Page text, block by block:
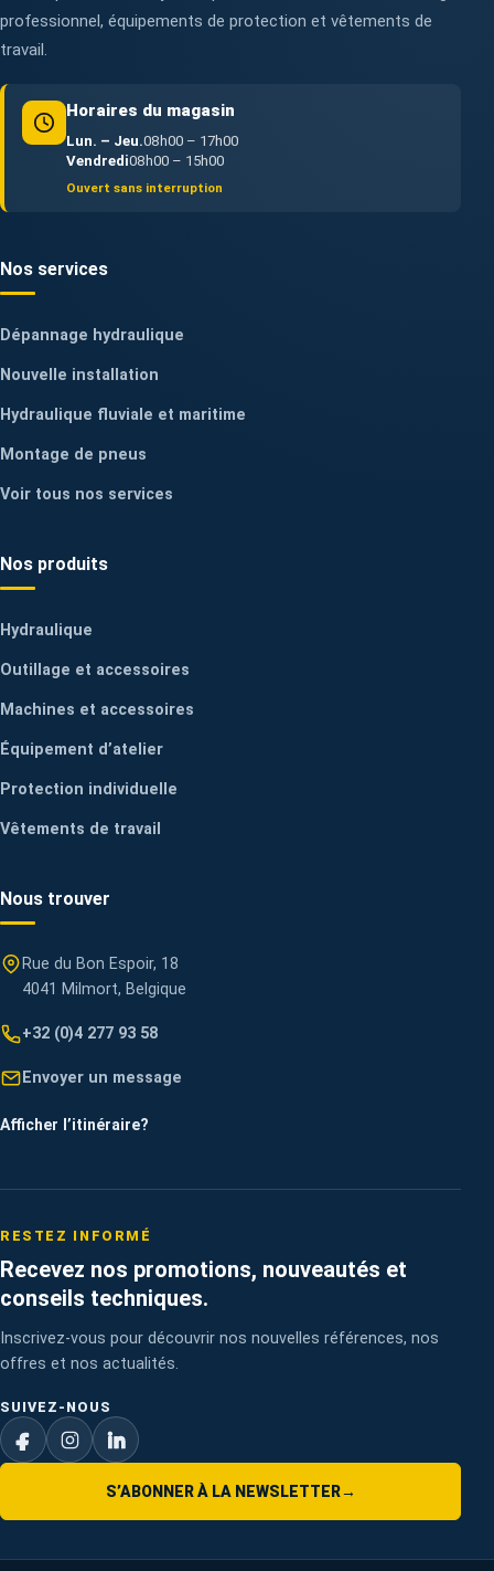
professionnel, équipements de protection et vêtements de
travail.
Horaires du magasin
Lun. – Jeu.08h00 – 17h00
Vendredi08h00 – 15h00
Ouvert sans interruption
Nos services
Dépannage hydraulique
Nouvelle installation
Hydraulique fluviale et maritime
Montage de pneus
Voir tous nos services
Nos produits
Hydraulique
Outillage et accessoires
Machines et accessoires
Équipement d’atelier
Protection individuelle
Vêtements de travail
Nous trouver
Rue du Bon Espoir, 18
4041 Milmort, Belgique
+32 (0)4 277 93 58
Envoyer un message
Afficher l’itinéraire?
RESTEZ INFORMÉ
Recevez nos promotions, nouveautés et
conseils techniques.
Inscrivez-vous pour découvrir nos nouvelles références, nos
offres et nos actualités.
SUIVEZ-NOUS
S’ABONNER À LA NEWSLETTER→